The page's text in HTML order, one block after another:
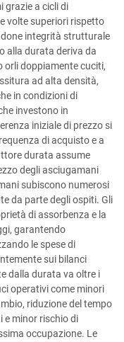
grazie a cicli di
volte superiori rispetto
integrità strutturale
alla durata deriva da
orli doppiamente cuciti,
ad alta densità,
in condizioni di
investono in
iniziale di prezzo si
di acquisto e a
durata assume
degli asciugamani
subiscono numerosi
da parte degli ospiti. Gli
di assorbenza e la
garantendo
le spese di
sui bilanci
dalla durata va oltre i
operativi come minori
riduzione del tempo
e minor rischio di
occupazione. Le